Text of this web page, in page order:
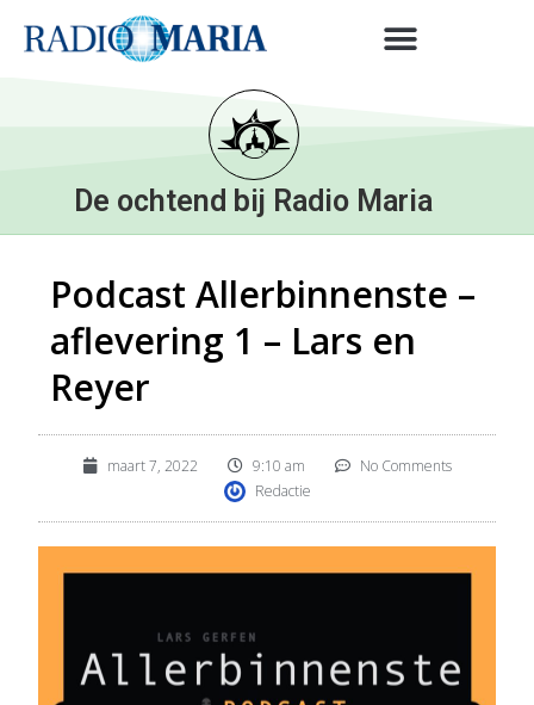
De ochtend bij Radio Maria
Podcast Allerbinnenste –
aflevering 1 – Lars en
Reyer
maart 7, 2022 9:10 am
No Comments
Redactie